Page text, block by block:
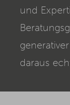
und
daraus